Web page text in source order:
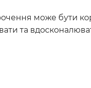
може бути
та